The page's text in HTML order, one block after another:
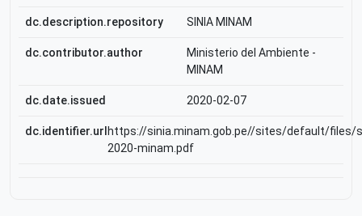
dc.description.repository SINIA MINAM
dc.contributor.author
Ministerio del Ambiente -
MINAM
dc.date.issued 2020-02-07
dc.identifier.url https://sinia.minam.gob.pe//sites/default/
2020-minam.pdf